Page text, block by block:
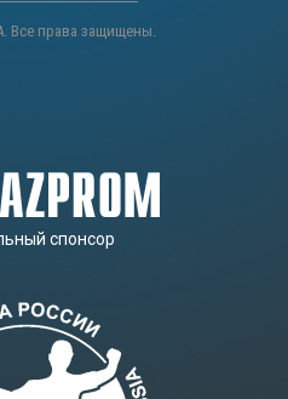
Все права защищены.
спонсор